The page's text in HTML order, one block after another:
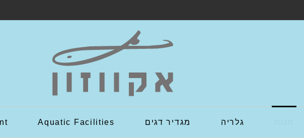
גלריה מגדיר דגים Aquatic Facilities